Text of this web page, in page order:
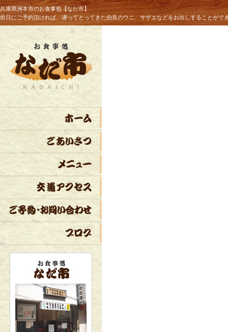
兵庫県洲本市のお食事処【なだ市】
前日にご予約頂ければ、潜ってとってきた由良のウニ、サザエなどをお出しすることがで